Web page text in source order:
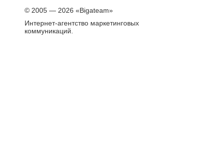
© 2005 — 2026 «Bigateam»
Интернет-агентство маркетинговых
коммуникаций.